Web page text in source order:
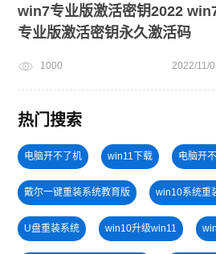
win7专业版激活密钥2022
专业版激活密钥永久激活码
1000 2022/11/
热门搜索
电脑开不了机 win11下载 电脑开
戴尔一键重装系统教育版 win10系统重
U盘重装系统 win10升级win11